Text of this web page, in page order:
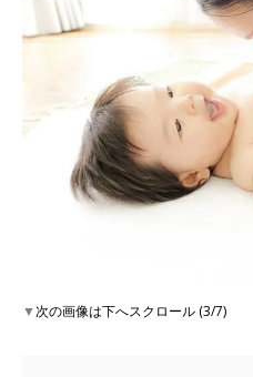
▼次の画像は下へスクロール (3/7)